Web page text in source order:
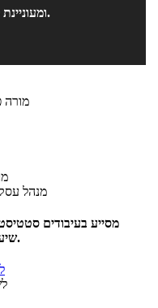
ומעוניינת ללמוד עברית . מתגוררת בבת ים. בת 42.
מנהל
שיעורים פרטיים (ליחיד או לקבוצות קטנות).